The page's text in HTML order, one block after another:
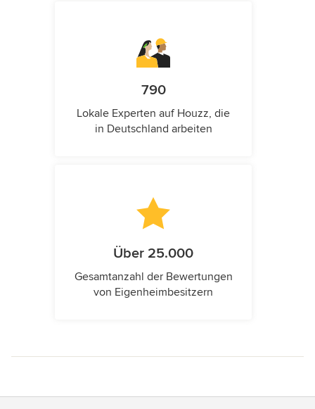
790
Lokale Experten auf Houzz, die
in Deutschland arbeiten
Über 25.000
Gesamtanzahl der Bewertungen
von Eigenheimbesitzern